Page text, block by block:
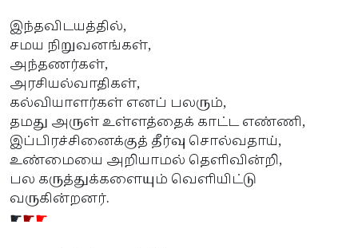
இந்தவிடயத்தில்,
சமய நிறுவனங்கள்,
அந்தணர்கள்,
அரசியல்வாதிகள்,
கல்வியாளர்கள் எனப் பலரும்,
தமது அருள் உள்ளத்தைக் காட்ட எண்ணி,
இப்பிரச்சினைக்குத் தீர்வு சொல்வதாய்,
உண்மையை அறியாமல் தெளிவின்றி,
பல கருத்துக்களையும் வெளியிட்டு
வருகின்றனர்.
☛☛☛